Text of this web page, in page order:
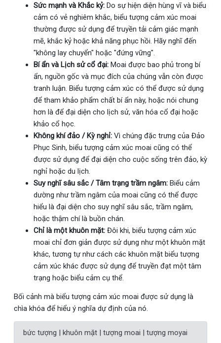
Sức mạnh và Khắc kỷ: Do sự hiện diện hùng vĩ và biểu
cảm có vẻ nghiêm khắc, biểu tượng cảm xúc moai
thường được sử dụng để truyền tải cảm giác mạnh
mẽ, khắc kỷ hoặc khả năng phục hồi. Hãy nghĩ đến
"không lay chuyển" hoặc "đứng vững".
Bí ẩn và Lịch sử cổ đại: Moai được bao phủ trong bí
ẩn, nguồn gốc và mục đích của chúng vẫn còn được
tranh luận. Biểu tượng cảm xúc có thể được sử dụng
để tham khảo phẩm chất bí ẩn này, hoặc nói chung
hơn là để đại diện cho lịch sử, văn hóa cổ đại hoặc
khảo cổ học.
Không khí đảo / Kỳ nghỉ: Vì chúng đặc trưng của Đảo
Phục Sinh, biểu tượng cảm xúc moai cũng có thể
được sử dụng để đại diện cho cuộc sống trên đảo, kỳ
nghỉ hoặc du lịch.
Suy nghĩ sâu sắc / Tâm trạng trầm ngâm: Biểu cảm
dường như trầm ngâm của moai cũng có thể được
hiểu là đại diện cho suy nghĩ sâu sắc, trầm ngâm,
hoặc thậm chí là buồn chán.
Chỉ là một khuôn mặt: Đôi khi, biểu tượng cảm xúc
moai chỉ đơn giản được sử dụng như một khuôn mặt
khác, tương tự như cách các khuôn mặt biểu tượng
cảm xúc khác được sử dụng để truyền đạt một tâm
trạng hoặc biểu cảm cụ thể.
Bối cảnh mà biểu tượng cảm xúc moai được sử dụng là
chìa khóa để hiểu ý nghĩa dự định của nó.
bức tượng | khuôn mặt | tượng moai | tượng moyai